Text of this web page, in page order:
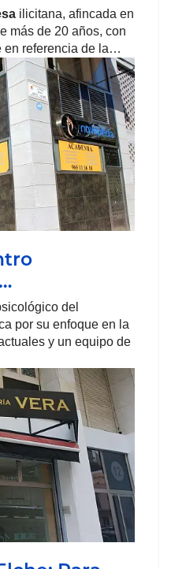
ilicitana, afincada en
más de 20 años, con
en referencia de la…
del
por su enfoque en la
y un equipo de